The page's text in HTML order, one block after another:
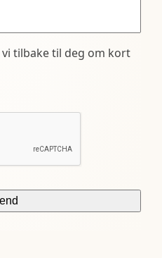
tilbake til deg om kort